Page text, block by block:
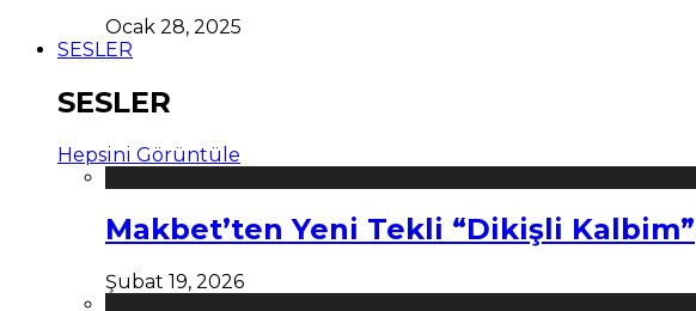
Ocak 28, 2025
SESLER
SESLER
Hepsini Görüntüle
Makbet’ten Yeni Tekli “Dikişli Kalbim”
Şubat 19, 2026